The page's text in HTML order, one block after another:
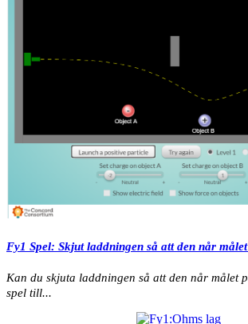
Fy1 Spel: Skjut laddningen så att den når
Kan du skjuta laddningen så att den når målet
spel till...